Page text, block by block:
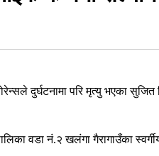
दुर्घटनामा परि मृत्यु भएका
वडा नं.२ खलंगा गैरागाउँका